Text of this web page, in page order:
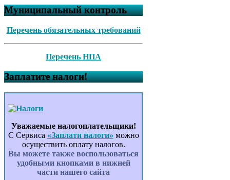
Муниципальный контроль
Перечень обязательных требований
Перечень НПА
Заплатите налоги!
Уважаемые налогоплательщики!
С Сервиса «Заплати налоги» можно
осуществить оплату налогов.
Вы можете также воспользоваться
удобными кнопками в нижней
части нашего сайта